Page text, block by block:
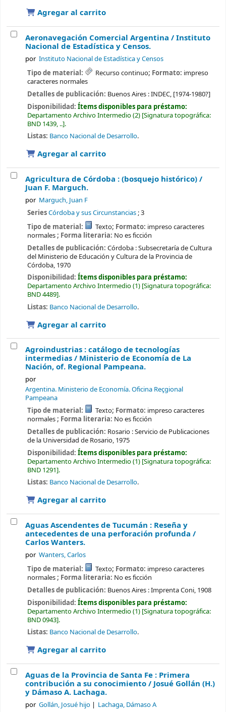
Agregar al carrito
Aeronavegación Comercial Argentina /Instituto
Nacional de Estadística y Censos.
por Instituto Nacional de Estadística y Censos
Tipo de material: Recurso continuo; Formato: impreso
caracteres normales
Detalles de publicación: Buenos Aires :INDEC, [1974-1980?]
Disponibilidad: Ítems disponibles para préstamo:
Departamento Archivo Intermedio(2) Signatura topográfica:
BND 1439, .. .
Listas: Banco Nacional de Desarrollo.
Agregar al carrito
Agricultura de Córdoba : (bosquejo histórico) /
Juan F. Marguch.
por Marguch, Juan F
SeriesCórdoba y sus Circunstancias; 3
Tipo de material:
Texto; Formato: impreso caracteres
normales; Forma literaria: No es ficción
Detalles de publicación: Córdoba :Subsecretaría de Cultura
del Ministerio de Educación y Cultura de la Provincia de
Córdoba, 1970
Disponibilidad: Ítems disponibles para préstamo:
Departamento Archivo Intermedio(1) Signatura topográfica:
BND 4489 .
Listas: Banco Nacional de Desarrollo.
Agregar al carrito
Agroindustrias : catálogo de tecnologías
intermedias / Ministerio de Economía de La
Nación, of. Regional Pampeana.
por
Argentina. Ministerio de Economía. Oficina Reçgional
Pampeana
Tipo de material: Texto; Formato: impreso caracteres
normales; Forma literaria: No es ficción
Detalles de publicación: Rosario :Servicio de Publicaciones
de la Universidad de Rosario, 1975
Disponibilidad: Ítems disponibles para préstamo:
Departamento Archivo Intermedio(1) Signatura topográfica:
BND 1291 .
Listas: Banco Nacional de Desarrollo.
Agregar al carrito
Aguas Ascendentes de Tucumán : Reseña y
antecedentes de una perforación profunda /
Carlos Wanters.
por Wanters, Carlos
Tipo de material: Texto; Formato: impreso caracteres
normales; Forma literaria: No es ficción
Detalles de publicación: Buenos Aires :Imprenta Coni, 1908
Disponibilidad: Ítems disponibles para préstamo:
Departamento Archivo Intermedio(1) Signatura topográfica:
BND 0943 .
Listas: Banco Nacional de Desarrollo.
Agregar al carrito
Aguas de la Provincia de Santa Fe : Primera
contribución a su conocimiento / Josué Gollán (H.)
y Dámaso A. Lachaga.
por Gollán, Josué hijo Lachaga, Dámaso A